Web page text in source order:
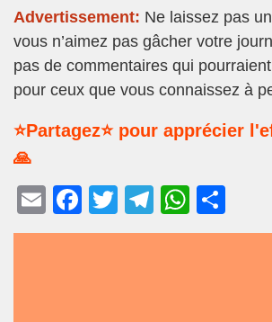
Advertissement: Ne laissez pas
vous n’aimez pas gâcher votre
pas de commentaires qui
pour ceux que vous connaissez à
⭐Partagez⭐ pour apprécier
🙏
E
m
F
a
T
wi
T
el
W
h
ar